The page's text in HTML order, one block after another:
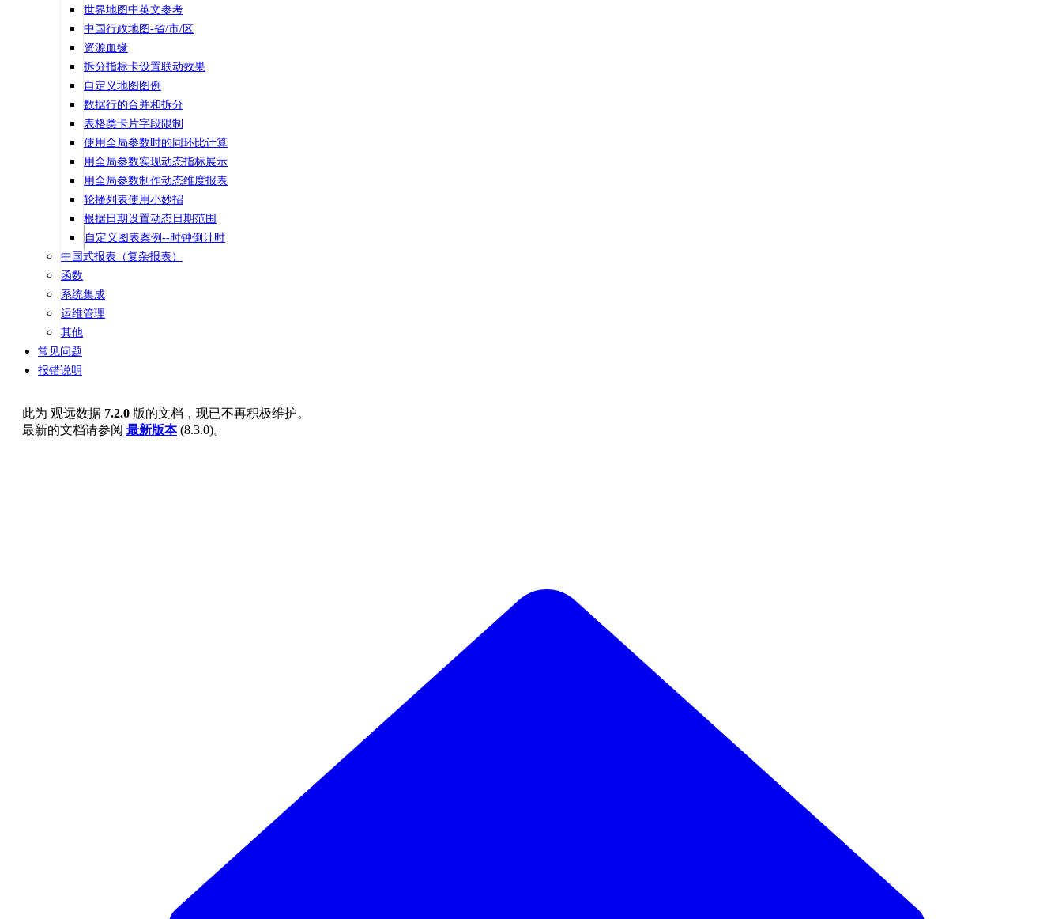
世界地图中英文参考
中国行政地图-省/市/区
资源血缘
拆分指标卡设置联动效果
自定义地图图例
数据行的合并和拆分
表格类卡片字段限制
使用全局参数时的同环比计算
用全局参数实现动态指标展示
用全局参数制作动态维度报表
轮播列表使用小妙招
根据日期设置动态日期范围
自定义图表案例--时钟倒计时
中国式报表（复杂报表）
函数
系统集成
运维管理
其他
常见问题
报错说明
此为 观远数据 7.2.0 版的文档，现已不再积极维护。
最新的文档请参阅 最新版本(8.3.0)。